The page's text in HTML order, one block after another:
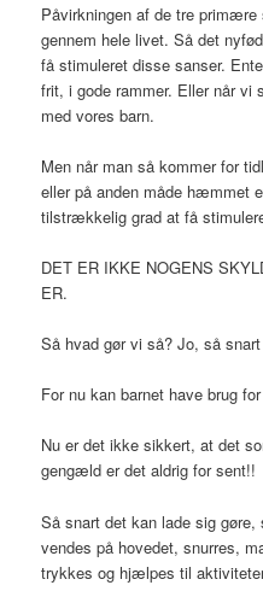
Påvirkningen af de tre
gennem hele livet. Så det
få stimuleret disse sanser.
frit, i gode rammer. Eller når
med vores barn.
Men når man så kommer for
eller på anden måde hæmmet
tilstrækkelig grad at få
DET ER IKKE NOGENS
ER.
Så hvad gør vi så? Jo, så
For nu kan barnet have brug
Nu er det ikke sikkert, at det
gengæld er det aldrig for sent!!
Så snart det kan lade sig
vendes på hovedet, snurres,
trykkes og hjælpes til